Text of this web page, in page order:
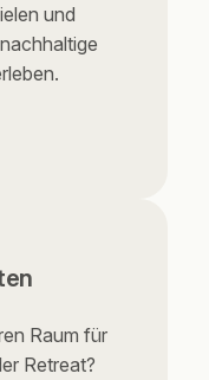
und
Raum für
Retreat?